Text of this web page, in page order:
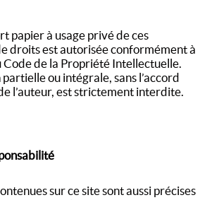
papier à usage privé de ces
droits est autorisée conformément à
Code de la Propriété Intellectuelle.
ou intégrale, sans l’accord
l’auteur, est strictement interdite.
sur ce site sont aussi précises